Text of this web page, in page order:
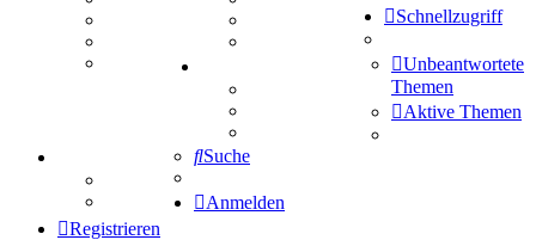
Mastodon
Treffenübersicht
Zitatesammlung
Schiffe versenken
Tipprunde
Comunio
Schnellzugriff
Unbeantwortete
Themen
Aktive Themen
Suche
Anmelden
Registrieren